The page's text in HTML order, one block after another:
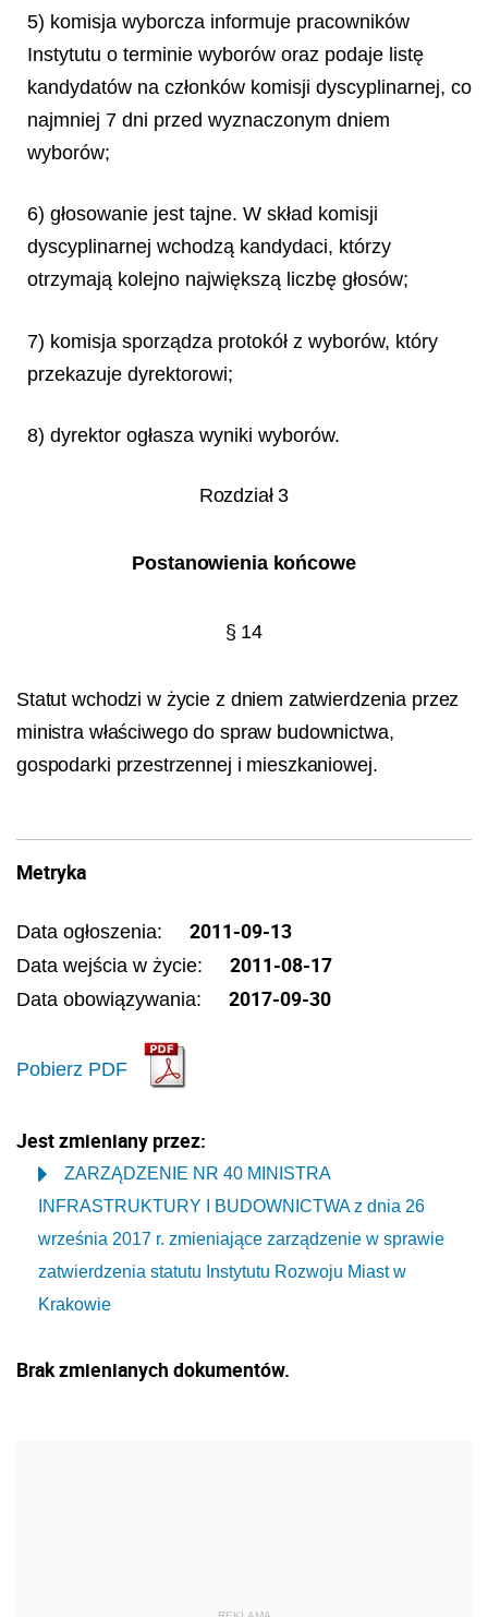
5) komisja wyborcza informuje pracowników
Instytutu o terminie wyborów oraz podaje listę
kandydatów na członków komisji dyscyplinarnej, co
najmniej 7 dni przed wyznaczonym dniem
wyborów;
6) głosowanie jest tajne. W skład komisji
dyscyplinarnej wchodzą kandydaci, którzy
otrzymają kolejno największą liczbę głosów;
7) komisja sporządza protokół z wyborów, który
przekazuje dyrektorowi;
8) dyrektor ogłasza wyniki wyborów.
Rozdział 3
Postanowienia końcowe
§ 14
Statut wchodzi w życie z dniem zatwierdzenia przez
ministra właściwego do spraw budownictwa,
gospodarki przestrzennej i mieszkaniowej.
Metryka
Data ogłoszenia: 2011-09-13
Data wejścia w życie: 2011-08-17
Data obowiązywania: 2017-09-30
Pobierz PDF
Jest zmieniany przez:
ZARZĄDZENIE NR 40 MINISTRA
INFRASTRUKTURY I BUDOWNICTWA z dnia 26
września 2017 r. zmieniające zarządzenie w sprawie
zatwierdzenia statutu Instytutu Rozwoju Miast w
Krakowie
Brak zmienianych dokumentów.